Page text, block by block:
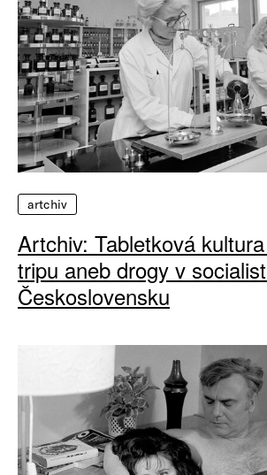
artchiv
Artchiv: Tabletková
tripu aneb drogy v
Československu